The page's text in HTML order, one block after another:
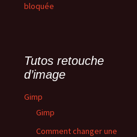
bloquée
Tutos retouche
d’image
Gimp
Gimp
Comment changer une